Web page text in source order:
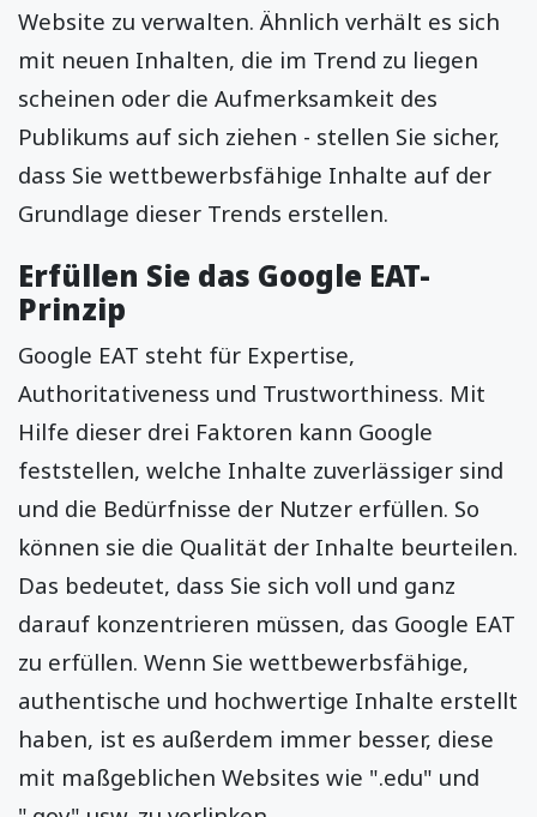
Website zu verwalten. Ähnlich verhält es sich
mit neuen Inhalten, die im Trend zu liegen
scheinen oder die Aufmerksamkeit des
Publikums auf sich ziehen - stellen Sie sicher,
dass Sie wettbewerbsfähige Inhalte auf der
Grundlage dieser Trends erstellen.
Erfüllen Sie das Google EAT-
Prinzip
Google EAT steht für Expertise,
Authoritativeness und Trustworthiness. Mit
Hilfe dieser drei Faktoren kann Google
feststellen, welche Inhalte zuverlässiger sind
und die Bedürfnisse der Nutzer erfüllen. So
können sie die Qualität der Inhalte beurteilen.
Das bedeutet, dass Sie sich voll und ganz
darauf konzentrieren müssen, das Google EAT
zu erfüllen. Wenn Sie wettbewerbsfähige,
authentische und hochwertige Inhalte erstellt
haben, ist es außerdem immer besser, diese
mit maßgeblichen Websites wie ".edu" und